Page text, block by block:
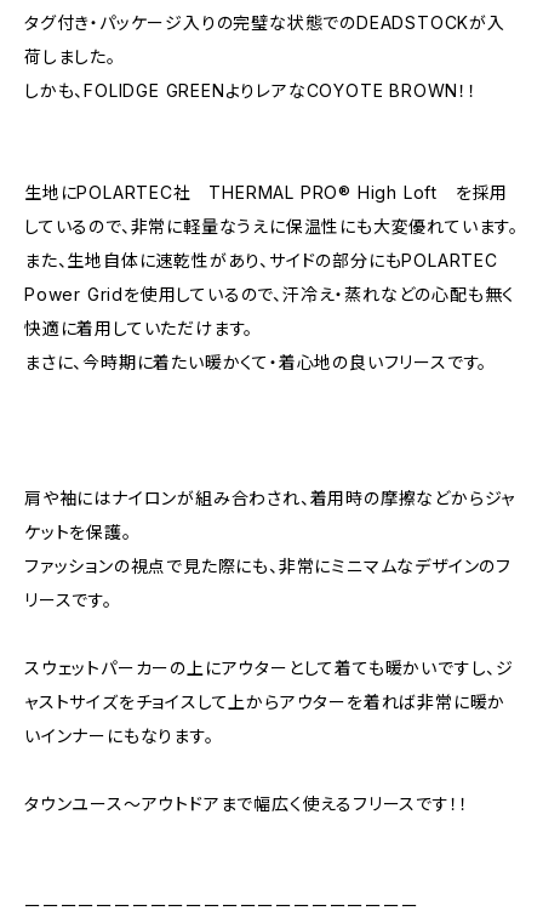
タグ付き・パッケージ入りの完璧な状態でのDEADSTOCKが入
荷しました。
しかも、FOLIDGE GREENよりレアなCOYOTE BROWN！！
生地にPOLARTEC社 THERMAL PRO® High Loft を採用
しているので、非常に軽量なうえに保温性にも大変優れています。
また、生地自体に速乾性があり、サイドの部分にもPOLARTEC
Power Gridを使用しているので、汗冷え・蒸れなどの心配も無く
快適に着用していただけます。
まさに、今時期に着たい暖かくて・着心地の良いフリースです。
肩や袖にはナイロンが組み合わされ、着用時の摩擦などからジャ
ケットを保護。
ファッションの視点で見た際にも、非常にミニマムなデザインのフ
リースです。
スウェットパーカーの上にアウターとして着ても暖かいですし、ジ
ャストサイズをチョイスして上からアウターを着れば非常に暖か
いインナーにもなります。
タウンユース〜アウトドアまで幅広く使えるフリースです！！
ーーーーーーーーーーーーーーーーーーーーーー